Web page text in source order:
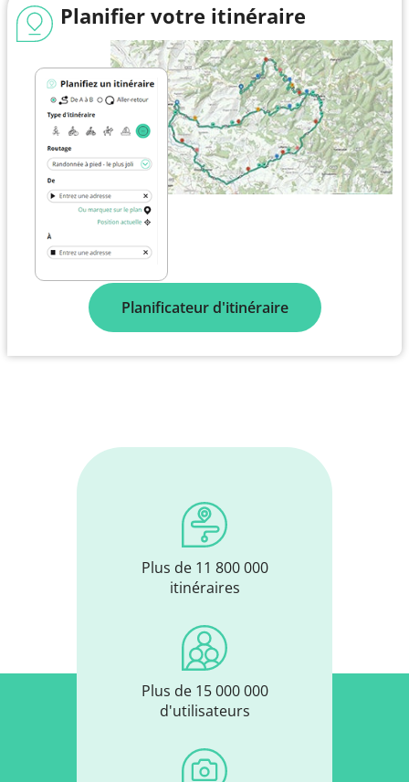
Planifier votre itinéraire
Planificateur d'itinéraire
Plus de 11 800 000
itinéraires
Plus de 15 000 000
d'utilisateurs